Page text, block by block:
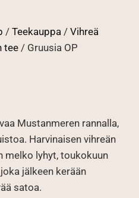
/ Teekauppa / Vihreä
tee / Gruusia OP
Mustanmeren rannalla,
Harvinaisen vihreän
melko lyhyt, toukokuun
jälkeen kerään
satoa.